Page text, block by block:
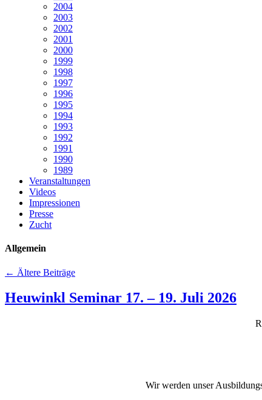
2004
2003
2002
2001
2000
1999
1998
1997
1996
1995
1994
1993
1992
1991
1990
1989
Veranstaltungen
Videos
Impressionen
Presse
Zucht
Allgemein
← Ältere Beiträge
Heuwinkl Seminar 17. – 19. Juli 2026
Wir werden unser